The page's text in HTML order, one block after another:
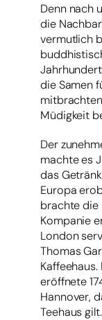
Denn nach
die
vermutlich
die Samen
Müdigkeit
Der
machte es
das
Europa
brachte die
Kompanie
London
Thomas
eröffnete
Hannover,
Teehaus gilt.